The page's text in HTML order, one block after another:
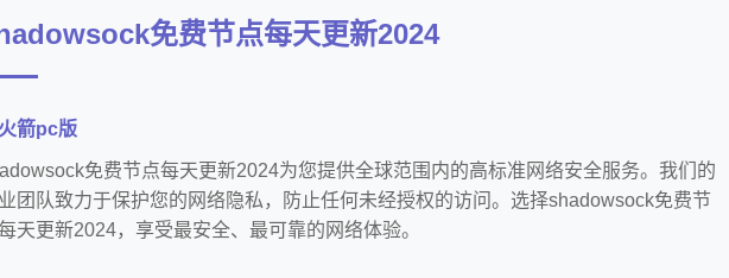
免费节点每天更新2024
箭pc版
免费节点每天更新2024为您提供全球范围内的高标准网络安全服务。我们的
团队致力于保护您的网络隐私，防止任何未经授权的访问。选择shadowsock免费节
天更新2024，享受最安全、最可靠的网络体验。